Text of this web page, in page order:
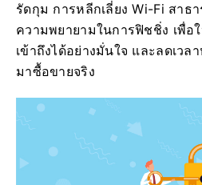
รัดกุม การหลีกเลี่ยง Wi-Fi สาธ
ความพยายามในการฟิชชิ่ง เพื่
เข้าถึงได้อย่างมั่นใจ และลดเว
มาซื้อขายจริง